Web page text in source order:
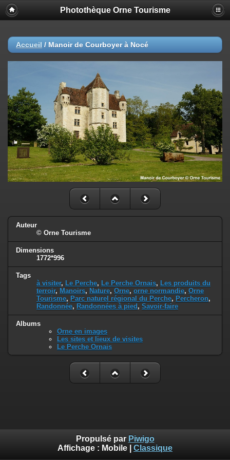
Photothèque Orne Tourisme
Accueil / Manoir de Courboyer à Nocé
Auteur
© Orne Tourisme
Dimensions
1772*996
Tags
à visiter, Le Perche, Le Perche Ornais, Les produits du
terroir, Manoirs, Nature, Orne, orne normandie, Orne
Tourisme, Parc naturel régional du Perche, Percheron,
Randonnée, Randonnées à pied, Savoir-faire
Albums
Orne en images
Les sites et lieux de visites
Le Perche Ornais
Propulsé par Piwigo
Affichage : Mobile Classique